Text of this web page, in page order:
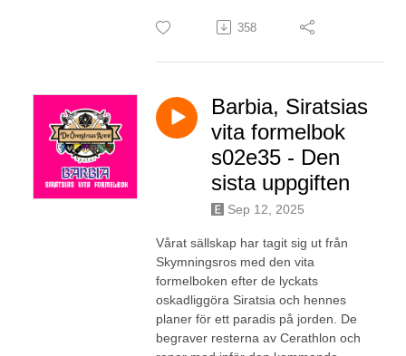
358
Barbia, Siratsias
vita formelbok
s02e35 - Den
sista uppgiften
Sep 12, 2025
Vårat sällskap har tagit sig ut från
Skymningsros med den vita
formelboken efter de lyckats
oskadliggöra Siratsia och hennes
planer för ett paradis på jorden. De
begraver resterna av Cerathlon och